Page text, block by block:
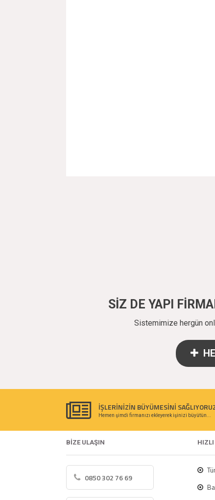
SİZ DE YAPI
Sistemimize hergün
İŞLERİNİZİN BÜYÜMESİNİ
Hemen şimdi firmanızı ekleyerek işinizi büyütün...
BİZE ULAŞIN HIZLI
0850 302 76 69